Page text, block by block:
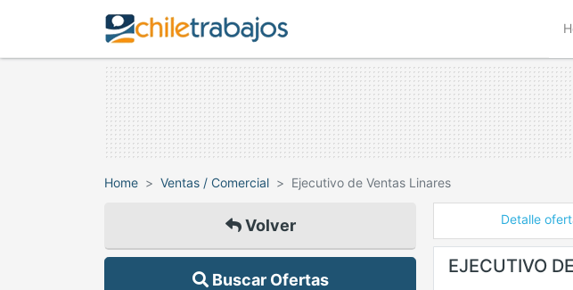
Home Ventas / Comercial Ejecutivo de Ventas Linares
Volver
Buscar Ofertas
Detalle
EJECUTIVO